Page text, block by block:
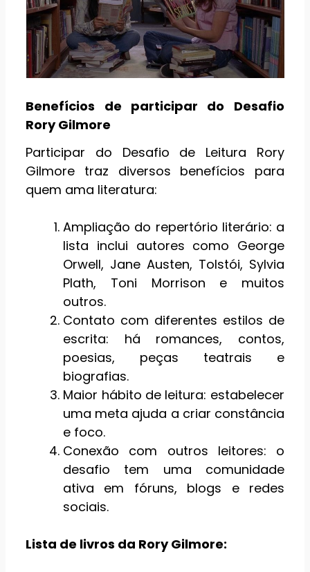
Benefícios de participar do Desafio
Rory Gilmore
Participar do Desafio de Leitura Rory
Gilmore traz diversos benefícios para
quem ama literatura:
Ampliação do repertório literário: a
lista inclui autores como George
Orwell, Jane Austen, Tolstói, Sylvia
Plath, Toni Morrison e muitos
outros.
Contato com diferentes estilos de
escrita: há romances, contos,
poesias, peças teatrais e
biografias.
Maior hábito de leitura: estabelecer
uma meta ajuda a criar constância
e foco.
Conexão com outros leitores: o
desafio tem uma comunidade
ativa em fóruns, blogs e redes
sociais.
Lista de livros da Rory Gilmore: